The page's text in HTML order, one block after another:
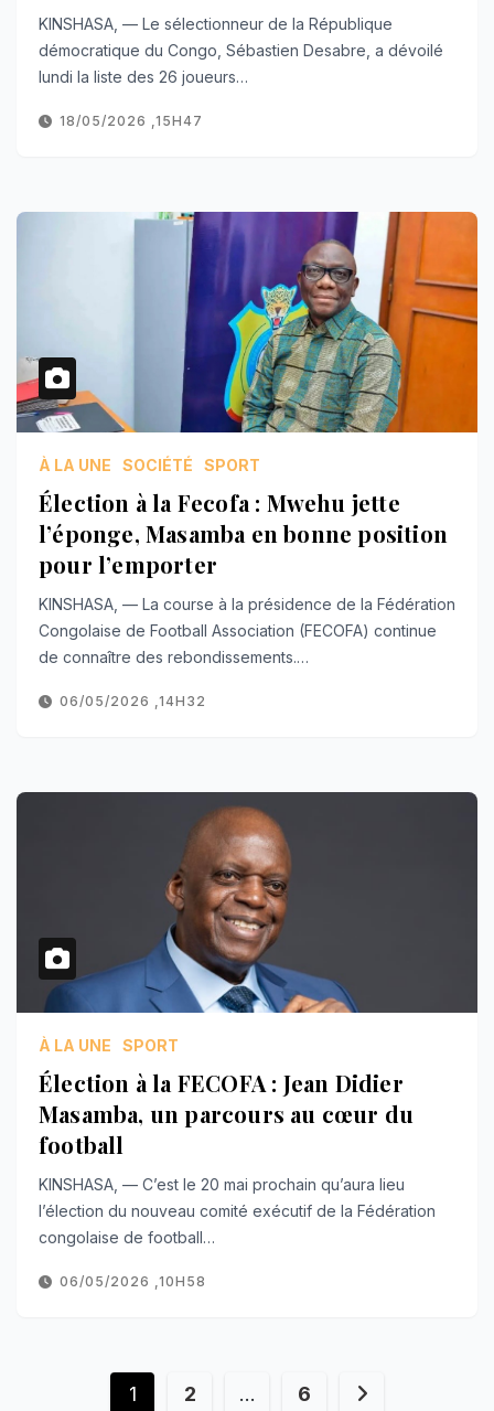
KINSHASA, — Le sélectionneur de la République
démocratique du Congo, Sébastien Desabre, a dévoilé
lundi la liste des 26 joueurs…
18/05/2026 ,15H47
À LA UNE SOCIÉTÉ SPORT
Élection à la Fecofa : Mwehu jette
l’éponge, Masamba en bonne position
pour l’emporter
KINSHASA, — La course à la présidence de la Fédération
Congolaise de Football Association (FECOFA) continue
de connaître des rebondissements.…
06/05/2026 ,14H32
À LA UNE SPORT
Élection à la FECOFA : Jean Didier
Masamba, un parcours au cœur du
football
KINSHASA, — C’est le 20 mai prochain qu’aura lieu
l’élection du nouveau comité exécutif de la Fédération
congolaise de football…
06/05/2026 ,10H58
Navigation
1 2 … 6